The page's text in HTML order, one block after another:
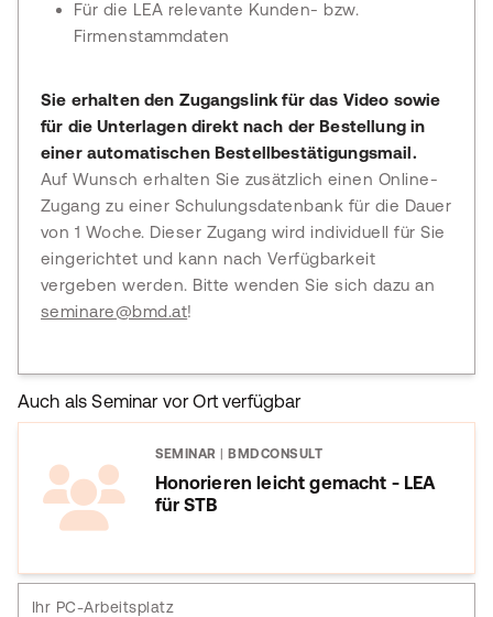
Für die LEA relevante Kunden- bzw.
Firmenstammdaten
Sie erhalten den Zugangslink für das Video sowie
für die Unterlagen direkt nach der Bestellung in
einer automatischen Bestellbestätigungsmail.
Auf Wunsch erhalten Sie zusätzlich einen Online-
Zugang zu einer Schulungsdatenbank für die Dauer
von 1 Woche. Dieser Zugang wird individuell für Sie
eingerichtet und kann nach Verfügbarkeit
vergeben werden. Bitte wenden Sie sich dazu an
seminare@bmd.at!
Auch als Seminar vor Ort verfügbar
SEMINAR BMDCONSULT
Honorieren leicht gemacht - LEA
für STB
Ihr PC-Arbeitsplatz